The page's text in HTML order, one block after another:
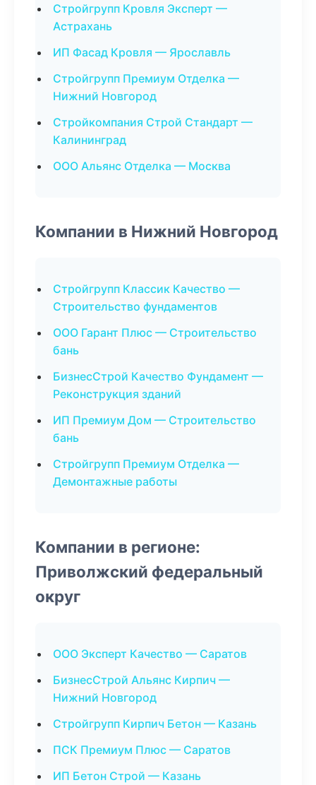
Стройгрупп Кровля Эксперт —
Астрахань
ИП Фасад Кровля — Ярославль
Стройгрупп Премиум Отделка —
Нижний Новгород
Стройкомпания Строй Стандарт —
Калининград
ООО Альянс Отделка — Москва
Компании в Нижний Новгород
Стройгрупп Классик Качество —
Строительство фундаментов
ООО Гарант Плюс — Строительство
бань
БизнесСтрой Качество Фундамент —
Реконструкция зданий
ИП Премиум Дом — Строительство
бань
Стройгрупп Премиум Отделка —
Демонтажные работы
Компании в регионе:
Приволжский федеральный
округ
ООО Эксперт Качество — Саратов
БизнесСтрой Альянс Кирпич —
Нижний Новгород
Стройгрупп Кирпич Бетон — Казань
ПСК Премиум Плюс — Саратов
ИП Бетон Строй — Казань